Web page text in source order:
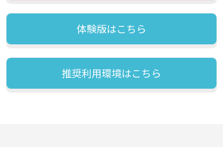
体験版はこちら
推奨利用環境はこちら